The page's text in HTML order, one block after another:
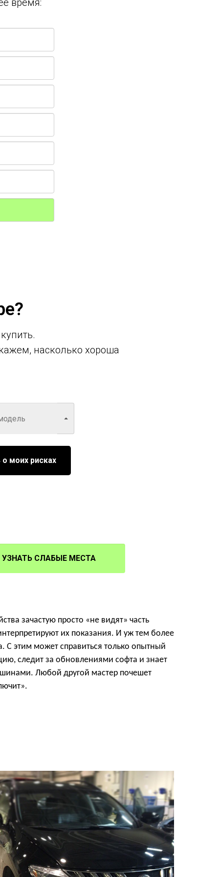
время:
насколько хороша
о моих рисках
УЗНАТЬ СЛАБЫЕ МЕСТА
зачастую просто «не видят» часть
их показания. И уж тем более
этим может справиться только опытный
следит за обновлениями софта и знает
Любой другой мастер почешет